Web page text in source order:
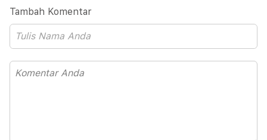
Tambah Komentar